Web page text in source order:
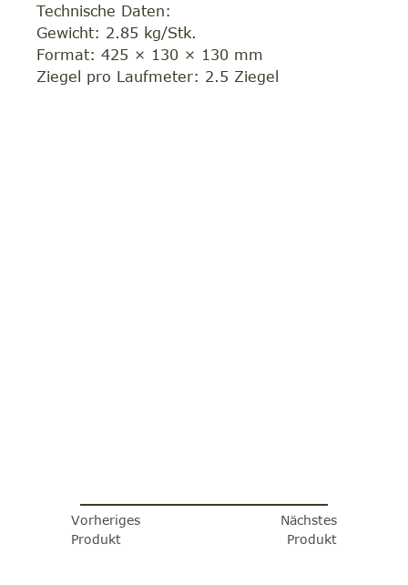
Technische Daten:
Gewicht: 2.85 kg/Stk.
Format: 425 × 130 × 130 mm
Ziegel pro Laufmeter: 2.5 Ziegel
Vorheriges
Produkt
Nächstes
Produkt